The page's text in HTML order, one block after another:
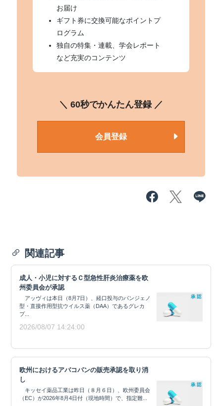
お届け
ギフト券に交換可能なポイントプ
ログラム
独自の特集・連載、学会レポート
など充実のコンテンツ
＼ 60秒でかんたん登録 ／
会員登録
関連記事
成人・小児に対するＣ型急性肝炎治療薬を欧
州委員会が承認
アッヴィは本日（8月7日）、経口投与のパンジェノ
型・直接作用型抗ウイルス薬（DAA）であるグレカ
プ...
2026/08/07 14:24:00
欧州におけるアバコパンの販売承認を取り消
し
キッセイ薬品工業は昨日（８月６日）、欧州委員会
（EC）が2026年8月4日付（現地時間）で、指定難...